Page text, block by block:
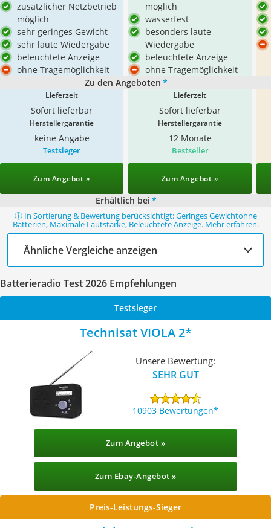
zusätzlicher Netzbetrieb
möglich
sehr geringes Gewicht
sehr laute Wiedergabe
beleuchtete Anzeige
ohne Tragemöglichkeit
möglich
wasserfest
besonders laute
Wiedergabe
beleuchtete Anzeige
ohne Tragemöglichkeit
Zu den Angeboten *
Lieferzeit
Sofort lieferbar
Lieferzeit
Sofort lieferbar
Herstellergarantie
keine Angabe
Herstellergarantie
12 Monate
Testsieger
Zum Angebot »
Bestseller
Zum Angebot »
Erhältlich bei *
ⓘ In Sortierung & Bewertung berücksichtigt: Geringes Gewichtohne
Batterien, Maximale Lautstärke, Beleuchtete Anzeige. Mehr erfahren.
Ähnliche Vergleiche anzeigen
Batterieradio Test 2026 Empfehlungen
Testsieger
Technisat VIOLA 2
Unsere Bewertung:
SEHR GUT
10903 Bewertungen
Zum Angebot »
Zum Ebay-Angebot »
Preis-Leistungs-Sieger